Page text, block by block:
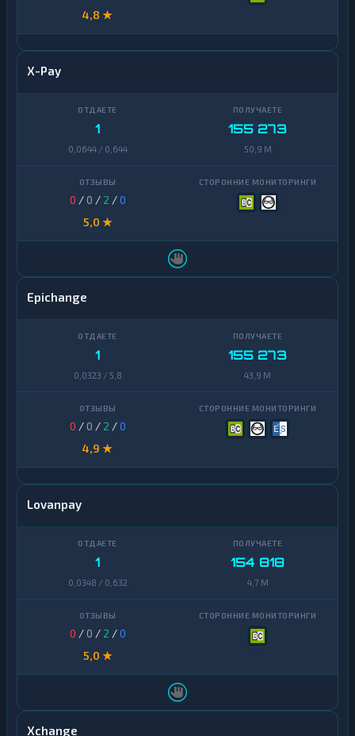
4,8 ★
X-Pay
1
0,0644 / 0,644
155 273
50,9 M
0 / 0 / 2 /0
5,0 ★
Epichange
1
0,0323 / 5,8
155 273
43,9 M
0 / 0 / 2 /0
4,9 ★
Lovanpay
1
0,0348 / 0,632
154 818
4,7 M
0 / 0 / 2 /0
5,0 ★
Xchange